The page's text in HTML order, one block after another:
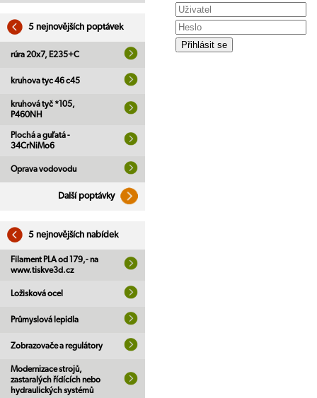
5 nejnovějších poptávek
rúra 20x7, E235+C
kruhova tyc 46 c45
kruhová tyč *105,
P460NH
Plochá a guľatá -
34CrNiMo6
Oprava vodovodu
Další poptávky
5 nejnovějších nabídek
Filament PLA od 179,- na
www.tiskve3d.cz
Ložisková ocel
Průmyslová lepidla
Zobrazovače a regulátory
Modernizace strojů,
zastaralých řídících nebo
hydraulických systémů